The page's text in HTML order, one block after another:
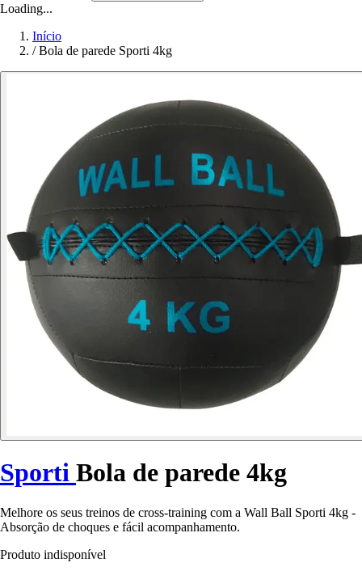
Loading...
Início
/ Bola de parede Sporti 4kg
Sporti Bola de parede 4kg
Melhore os seus treinos de cross-training com a Wall Ball Sporti 4kg -
Absorção de choques e fácil acompanhamento.
Produto indisponível